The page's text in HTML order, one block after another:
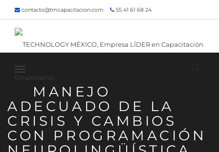
contacto@tmcapacitacion.com 55 41 61 68 24
55 47 60 80 49
Inicio ¿Quiénes somos? Contacto
¡Siguenos!
MANEJO
ADECUADO DE LA
CRISIS Y CAMBIOS
CON PROGRAMACIÓN